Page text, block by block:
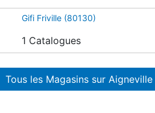
Gifi Friville (80130)
1 Catalogues
Tous les Magasins sur Aigneville